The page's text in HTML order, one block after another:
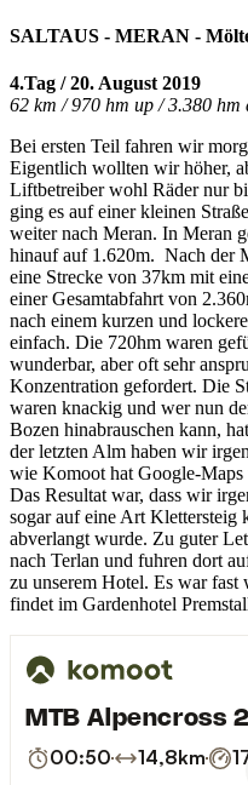
SALTAUS - MERAN -
4.Tag / 20. August 2019
62 km / 970 hm up / 3.380
Bei ersten Teil fahren wir
Eigentlich wollten wir höher,
Liftbetreiber wohl Räder nur
ging es auf einer kleinen
weiter nach Meran. In Meran
hinauf auf 1.620m. Nach der
eine Strecke von 37km mit
einer Gesamtabfahrt von
nach einem kurzen und
einfach. Die 720hm waren
wunderbar, aber oft sehr
Konzentration gefordert. Die
waren knackig und wer nun
Bozen hinabrauschen kann,
der letzten Alm haben wir
wie Komoot hat Google-
Das Resultat war, dass wir
sogar auf eine Art Klettersteig
abverlangt wurde. Zu guter
nach Terlan und fuhren dort
zu unserem Hotel. Es war
findet im Gardenhotel